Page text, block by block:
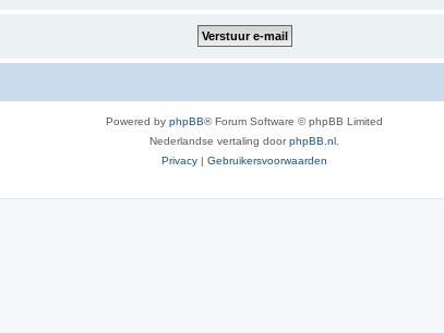
Powered by phpBB® Forum Software © phpBB Limited
Nederlandse vertaling doorphpBB.nl
Privacy | Gebruikersvoorwaarden